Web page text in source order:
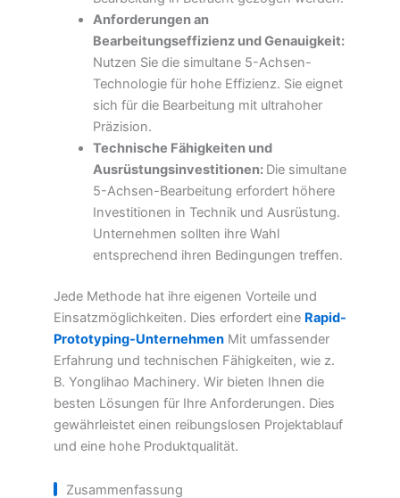
Anforderungen an
Bearbeitungseffizienz und Genauigkeit:
Nutzen Sie die simultane 5-Achsen-
Technologie für hohe Effizienz. Sie eignet
sich für die Bearbeitung mit ultrahoher
Präzision.
Technische Fähigkeiten und
Ausrüstungsinvestitionen: Die simultane
5-Achsen-Bearbeitung erfordert höhere
Investitionen in Technik und Ausrüstung.
Unternehmen sollten ihre Wahl
entsprechend ihren Bedingungen treffen.
Jede Methode hat ihre eigenen Vorteile und
Einsatzmöglichkeiten. Dies erfordert eine Rapid-
Prototyping-Unternehmen Mit umfassender
Erfahrung und technischen Fähigkeiten, wie z.
B. Yonglihao Machinery. Wir bieten Ihnen die
besten Lösungen für Ihre Anforderungen. Dies
gewährleistet einen reibungslosen Projektablauf
und eine hohe Produktqualität.
Zusammenfassung